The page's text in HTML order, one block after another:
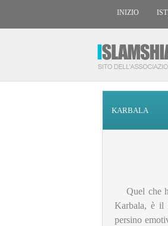
INIZIO
KARBALA
Quel che
Karbala, è il
persino